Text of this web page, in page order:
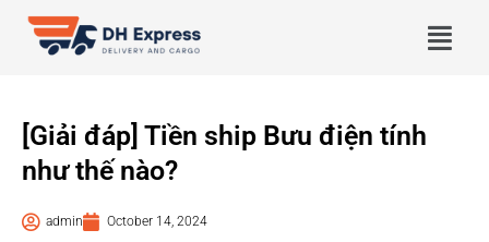
[Giải đáp] Tiền ship Bưu điện tính
như thế nào?
admin October 14, 2024